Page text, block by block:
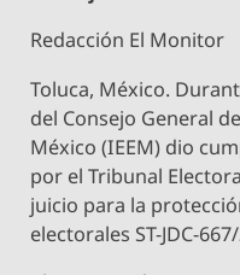
Redacción El Monitor
Toluca, México.
del Consejo General
México (IEEM) dio
por el Tribunal
juicio para la
electorales ST-JDC-